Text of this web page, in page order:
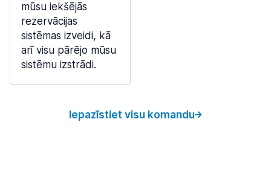
mūsu iekšējās
rezervācijas
sistēmas izveidi, kā
arī visu pārējo mūsu
sistēmu izstrādi.
Iepazīstiet visu komandu